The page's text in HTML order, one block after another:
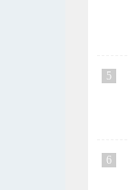
5
6